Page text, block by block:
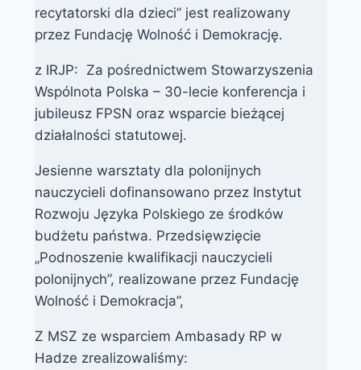
recytatorski dla dzieci” jest realizowany
przez Fundację Wolność i Demokrację.
z IRJP: Za pośrednictwem Stowarzyszenia
Wspólnota Polska – 30-lecie konferencja i
jubileusz FPSN oraz wsparcie bieżącej
działalności statutowej.
Jesienne warsztaty dla polonijnych
nauczycieli dofinansowano przez Instytut
Rozwoju Języka Polskiego ze środków
budżetu państwa. Przedsięwzięcie
„Podnoszenie kwalifikacji nauczycieli
polonijnych”, realizowane przez Fundację
Wolność i Demokracja”,
Z MSZ ze wsparciem Ambasady RP w
Hadze zrealizowaliśmy: